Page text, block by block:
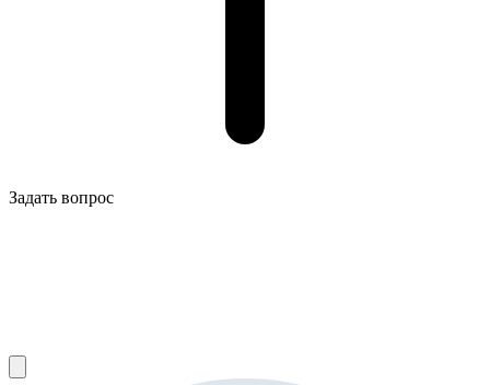
Задать вопрос